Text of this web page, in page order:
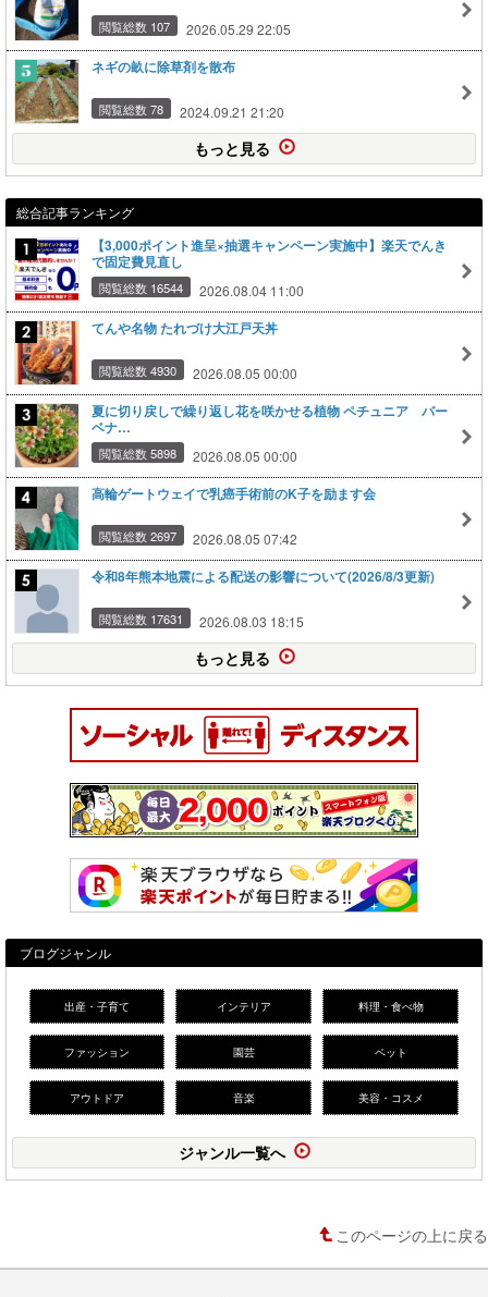
閲覧総数 107 2026.05.29 22:05
ネギの畝に除草剤を散布
閲覧総数 78 2024.09.21 21:20
もっと見る
総合記事ランキング
【3,000ポイント進呈×抽選キャンペーン実施中】楽天でんき
で固定費見直し
閲覧総数 16544 2026.08.04 11:00
てんや名物 たれづけ大江戸天丼
閲覧総数 4930 2026.08.05 00:00
夏に切り戻しで繰り返し花を咲かせる植物 ペチュニア バー
ベナ…
閲覧総数 5898 2026.08.05 00:00
高輪ゲートウェイで乳癌手術前のK子を励ます会
閲覧総数 2697 2026.08.05 07:42
令和8年熊本地震による配送の影響について(2026/8/3更新)
閲覧総数 17631 2026.08.03 18:15
もっと見る
ブログジャンル
出産・子育て インテリア 料理・食べ物
ファッション 園芸 ペット
アウトドア 音楽 美容・コスメ
ジャンル一覧へ
このページの上に戻る